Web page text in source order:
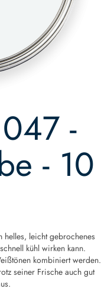
-
- 10
helles, leicht gebrochenes
kühl wirken kann.
kombiniert werden.
seiner Frische auch gut